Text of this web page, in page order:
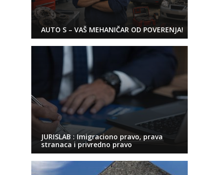
AUTO S – VAŠ MEHANIČAR OD POVERENJA!
JURISLAB : Imigraciono pravo, prava
stranaca i privredno pravo